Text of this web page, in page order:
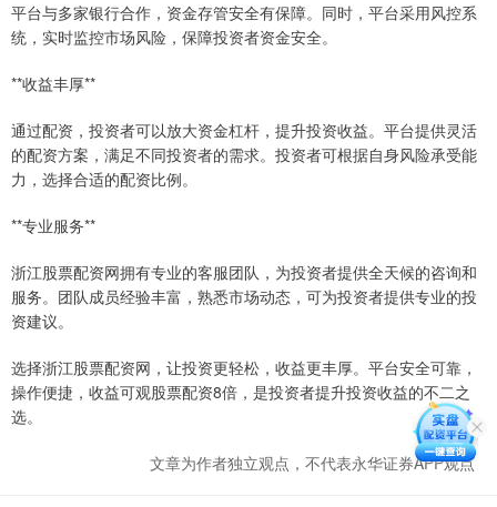
平台与多家银行合作，资金存管安全有保障。同时，平台采用风控系
统，实时监控市场风险，保障投资者资金安全。
**收益丰厚**
通过配资，投资者可以放大资金杠杆，提升投资收益。平台提供灵活
的配资方案，满足不同投资者的需求。投资者可根据自身风险承受能
力，选择合适的配资比例。
**专业服务**
浙江股票配资网拥有专业的客服团队，为投资者提供全天候的咨询和
服务。团队成员经验丰富，熟悉市场动态，可为投资者提供专业的投
资建议。
选择浙江股票配资网，让投资更轻松，收益更丰厚。平台安全可靠，
操作便捷，收益可观股票配资8倍，是投资者提升投资收益的不二之
选。
文章为作者独立观点，不代表永华证券APP观点